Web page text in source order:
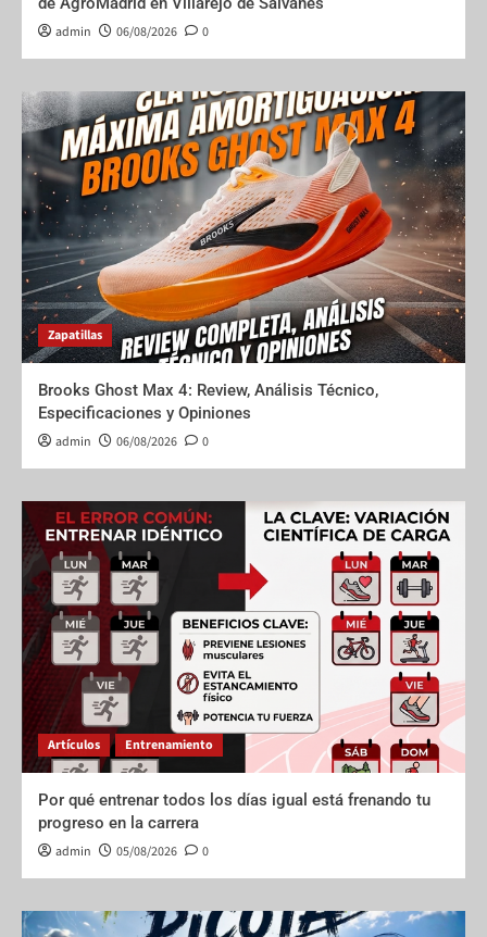
admin 06/08/2026 0
Zapatillas
Brooks Ghost Max 4: Review, Análisis Técnico,
Especificaciones y Opiniones
admin 06/08/2026 0
Artículos Entrenamiento
Por qué entrenar todos los días igual está frenando tu
progreso en la carrera
admin 05/08/2026 0